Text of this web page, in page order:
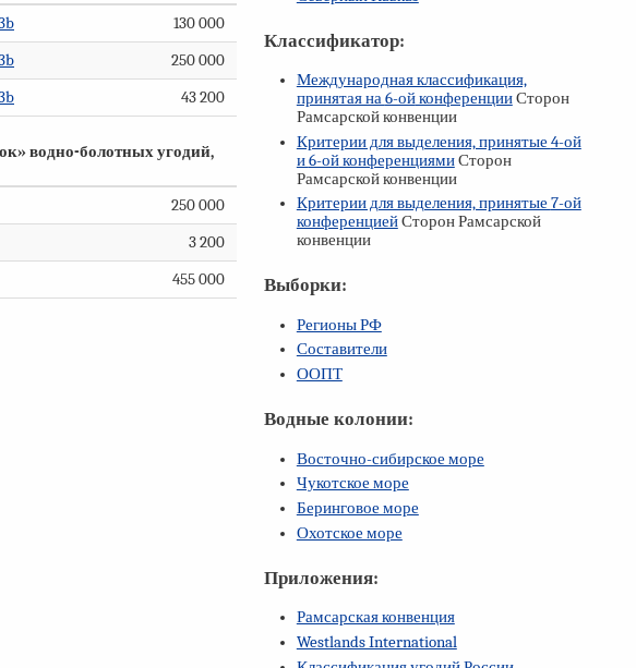
130 000
250 000
43 200
водно-болотных угодий,
250 000
3 200
455 000
Классификатор:
Международная классификация,
принятая на6-ойконференцииСторон
Рамсарской конвенции
Критерии для выделения, принятые 4-ой
и6-ойконференциямиСторон
Рамсарской конвенции
Критерии для выделения, принятые 7-ой
конференциейСторон Рамсарской
конвенции
Выборки:
Регионы РФ
Составители
ООПТ
Водные колонии:
Восточно-сибирское море
Чукотское море
Беринговое море
Охотское море
Приложения:
Рамсарская конвенция
Westlands International